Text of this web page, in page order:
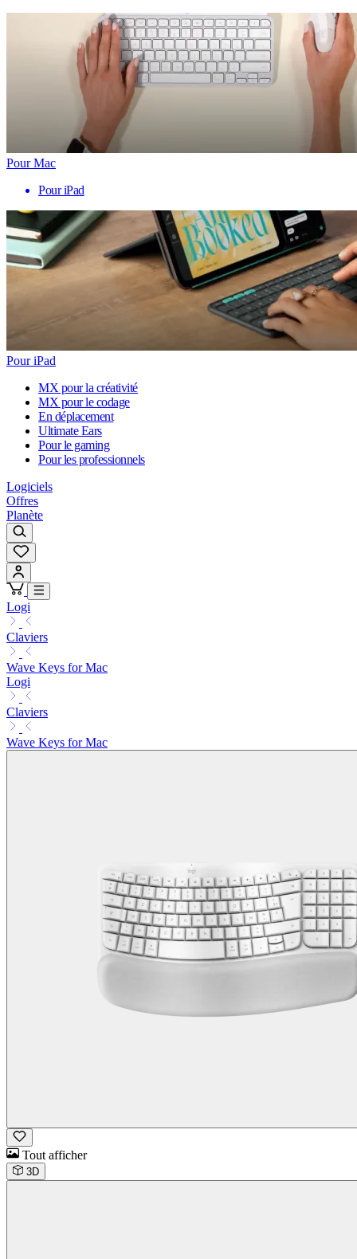
Pour Mac
Pour iPad
Pour iPad
MX pour la créativité
MX pour le codage
En déplacement
Ultimate Ears
Pour le gaming
Pour les professionnels
Logiciels
Offres
Planète
Logi
Claviers
Wave Keys for Mac
Logi
Claviers
Wave Keys for Mac
Tout afficher
3D